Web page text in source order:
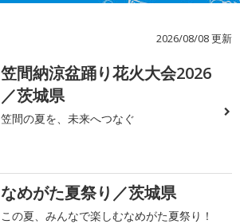
2026/08/08 更新
笠間納涼盆踊り花火大会2026
／茨城県
笠間の夏を、未来へつなぐ
なめがた夏祭り／茨城県
この夏、みんなで楽しむなめがた夏祭り！